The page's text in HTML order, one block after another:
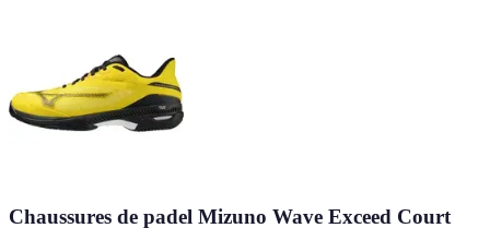
Chaussures de padel Mizuno Wave Exceed Court